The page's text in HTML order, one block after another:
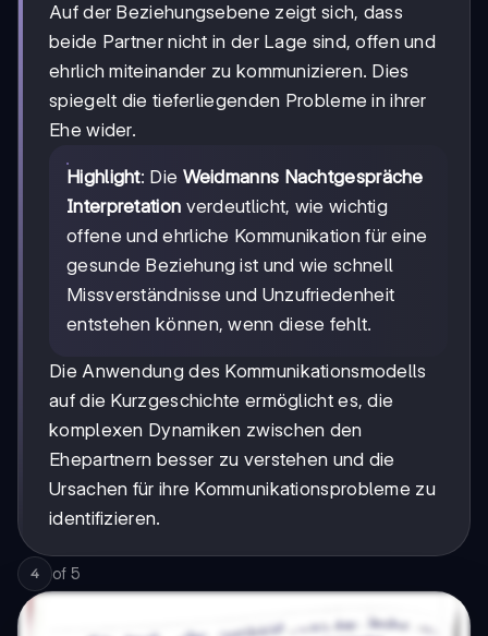
Auf der Beziehungsebene zeigt sich, dass
beide Partner nicht in der Lage sind, offen und
ehrlich miteinander zu kommunizieren. Dies
spiegelt die tieferliegenden Probleme in ihrer
Ehe wider.
Highlight: Die Weidmanns Nachtgespräche
Interpretation verdeutlicht, wie wichtig
offene und ehrliche Kommunikation für eine
gesunde Beziehung ist und wie schnell
Missverständnisse und Unzufriedenheit
entstehen können, wenn diese fehlt.
Die Anwendung des Kommunikationsmodells
auf die Kurzgeschichte ermöglicht es, die
komplexen Dynamiken zwischen den
Ehepartnern besser zu verstehen und die
Ursachen für ihre Kommunikationsprobleme zu
identifizieren.
4 of 5